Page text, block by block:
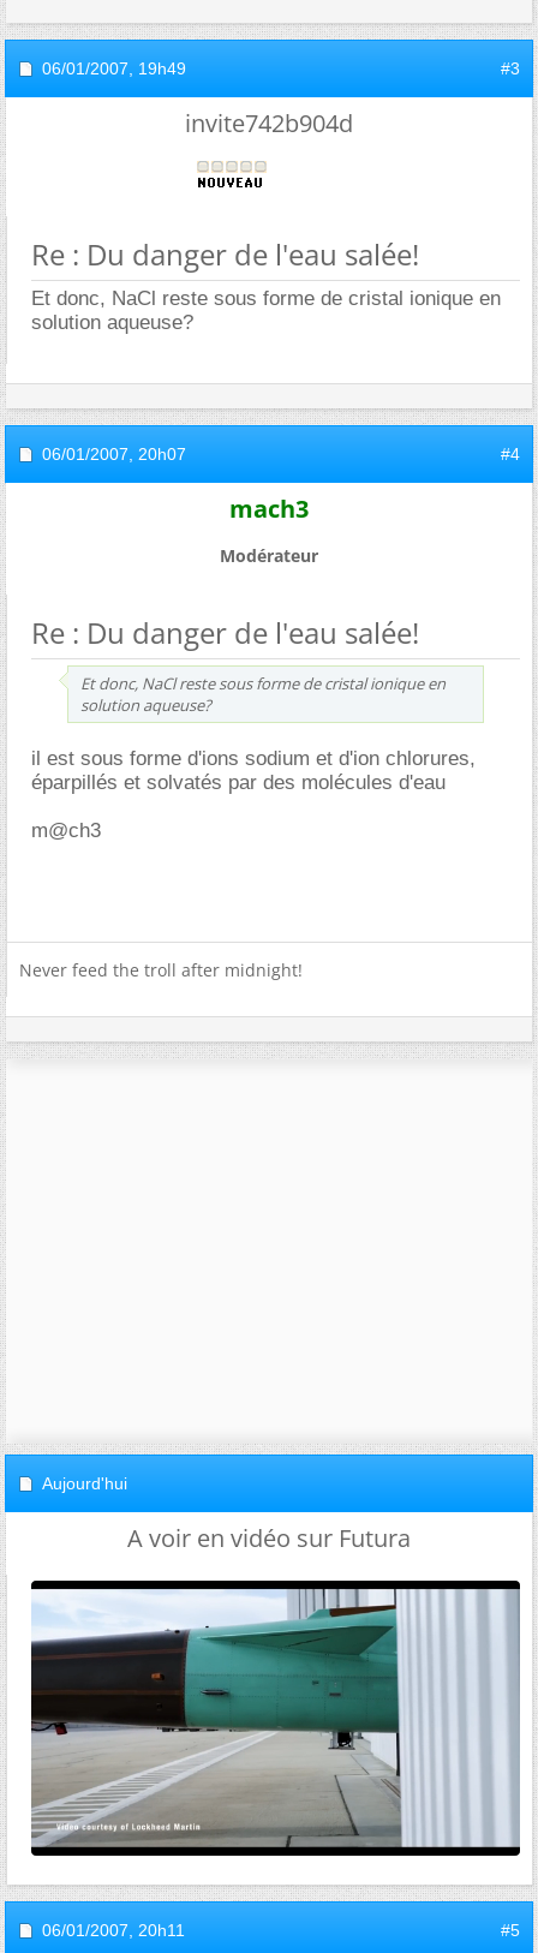
06/01/2007, 19h49 #3
invite742b904d
Re : Du danger de l'eau salée!
Et donc, NaCl reste sous forme de cristal ionique en
solution aqueuse?
06/01/2007, 20h07 #4
mach3
Modérateur
Re : Du danger de l'eau salée!
Et donc, NaCl reste sous forme de cristal ionique en
solution aqueuse?
il est sous forme d'ions sodium et d'ion chlorures,
éparpillés et solvatés par des molécules d'eau
m@ch3
Never feed the troll after midnight!
Aujourd'hui
A voir en vidéo sur Futura
06/01/2007, 20h11 #5